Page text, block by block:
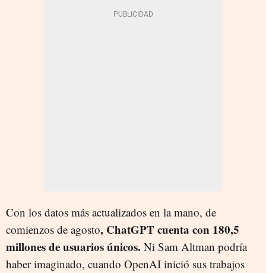
Con los datos más actualizados en la mano, de
comienzos de agosto, ChatGPT cuenta con 180,5
millones de usuarios únicos. Ni Sam Altman podría
haber imaginado, cuando OpenAI inició sus trabajos